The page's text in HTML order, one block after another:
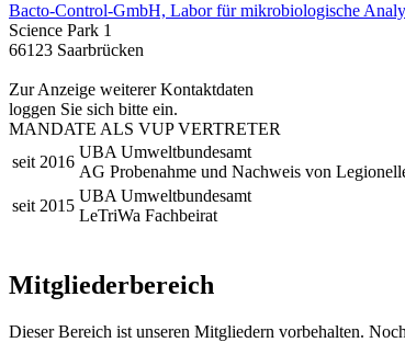
Bacto-Control-GmbH, Labor für mikrobiologische
Science Park 1
66123 Saarbrücken
Zur Anzeige weiterer Kontaktdaten
loggen Sie sich bitte ein.
MANDATE ALS VUP VERTRETER
seit 2016
UBA Umweltbundesamt
AG Probenahme und Nachweis von
seit 2015
UBA Umweltbundesamt
LeTriWa Fachbeirat
Mitgliederbereich
Dieser Bereich ist unseren Mitgliedern vorbehalten.